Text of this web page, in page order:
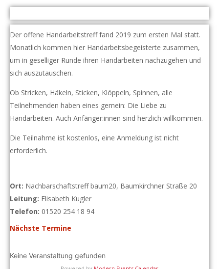
Der offene Handarbeitstreff fand 2019 zum ersten Mal statt.
Monatlich kommen hier Handarbeitsbegeisterte zusammen,
um in geselliger Runde ihren Handarbeiten nachzugehen und
sich auszutauschen.
Ob Stricken, Häkeln, Sticken, Klöppeln, Spinnen, alle
Teilnehmenden haben eines gemein: Die Liebe zu
Handarbeiten. Auch Anfänger:innen sind herzlich willkommen.
Die Teilnahme ist kostenlos, eine Anmeldung ist nicht
erforderlich.
Ort: Nachbarschaftstreff baum20, Baumkirchner Straße 20
Leitung: Elisabeth Kugler
Telefon: 01520 254 18 94
Nächste Termine
Keine Veranstaltung gefunden